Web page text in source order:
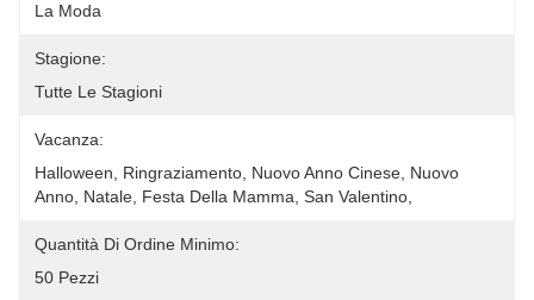
La Moda
Stagione:
Tutte Le Stagioni
Vacanza:
Halloween, Ringraziamento, Nuovo Anno Cinese, Nuovo
Anno, Natale, Festa Della Mamma, San Valentino,
Quantità Di Ordine Minimo:
50 Pezzi